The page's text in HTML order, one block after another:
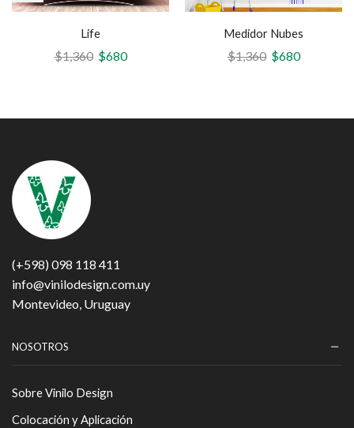
Life
$1,360 $680
Medidor Nubes
$1,360 $680
(+598) 098 118 411
info@vinilodesign.com.uy
Montevideo, Uruguay
NOSOTROS
Sobre Vinilo Design
Colocación y Aplicación